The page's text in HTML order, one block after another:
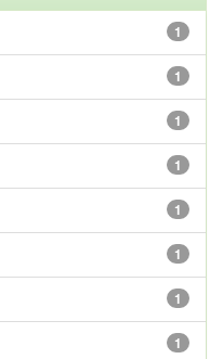
1
1
1
1
1
1
1
1